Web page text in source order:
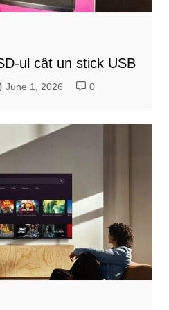
ul cât un stick USB
June 1, 2026 0